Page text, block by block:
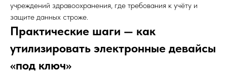
учреждений здравоохранения, где требования к учёту и
защите данных строже.
Практические шаги — как
утилизировать электронные девайсы
«под ключ»